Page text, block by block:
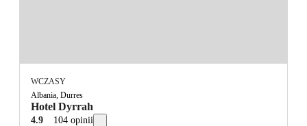
WCZASY
Albania, Durres
Hotel Dyrrah
4.9 104 opinii